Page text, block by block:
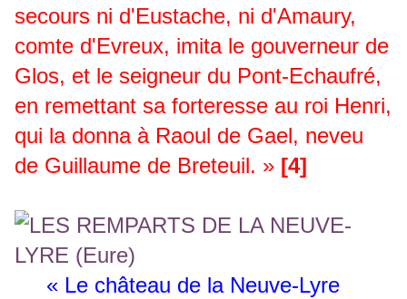
secours ni d'Eustache, ni d'Amaury,
comte d'Evreux, imita le gouverneur de
Glos, et le seigneur du Pont-Echaufré,
en remettant sa forteresse au roi Henri,
qui la donna à Raoul de Gael, neveu
de Guillaume de Breteuil. » [4]
« Le château de la Neuve-Lyre